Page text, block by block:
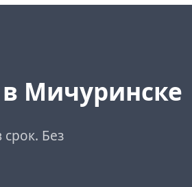
Мичуринске
Без